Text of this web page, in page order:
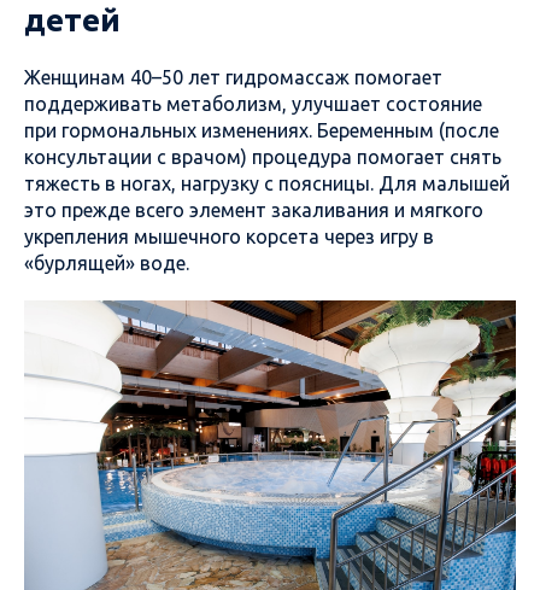
детей
Женщинам 40–50 лет гидромассаж помогает
поддерживать метаболизм, улучшает состояние
при гормональных изменениях. Беременным (после
консультации с врачом) процедура помогает снять
тяжесть в ногах, нагрузку с поясницы. Для малышей
это прежде всего элемент закаливания и мягкого
укрепления мышечного корсета через игру в
«бурлящей» воде.